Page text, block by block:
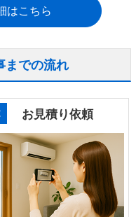
はこちら
までの流れ
お見積り依頼